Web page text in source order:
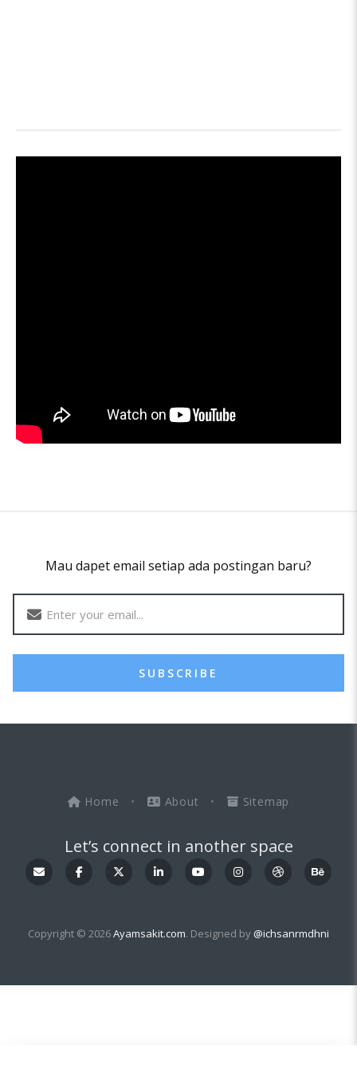
Mau dapet email setiap ada postingan baru?
SUBSCRIBE
Home • About • Sitemap
Let’s connect in another space
Copyright © 2026Ayamsakit.com. Designed by @ichsanrmdhni